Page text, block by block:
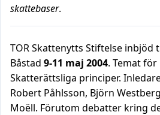
skattebaser.
TOR Skattenytts Stiftelse inbjöd
Båstad 9-11 maj 2004. Temat
Skatterättsliga principer.
Robert Påhlsson, Björn
Moëll. Förutom debatter kring